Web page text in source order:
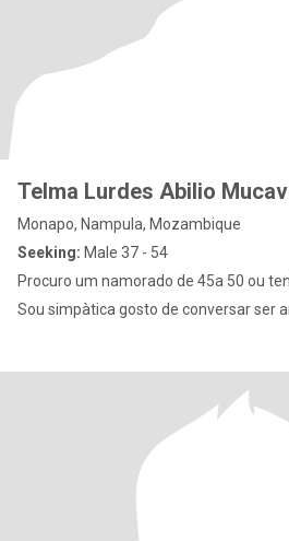
Telma Lurdes Abilio
Monapo, Nampula, Mozambique
Seeking: Male 37 - 54
Procuro um namorado de 45a 50 ou
Sou simpàtica gosto de conversar ser